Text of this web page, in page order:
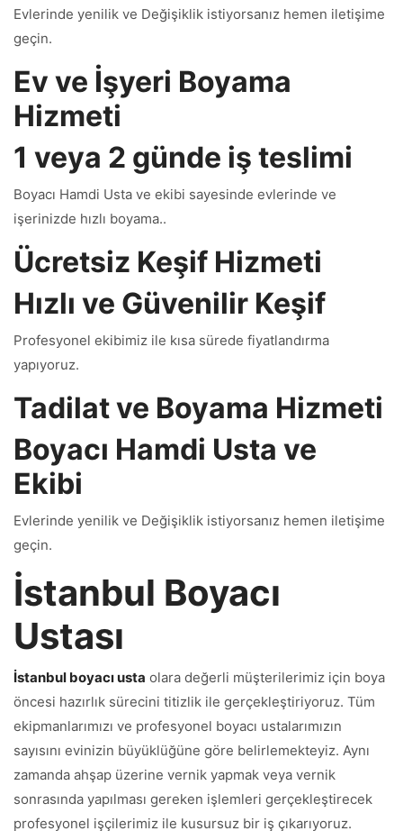
Evlerinde yenilik ve Değişiklik istiyorsanız hemen iletişime
geçin.
Ev ve İşyeri Boyama
Hizmeti
1 veya 2 günde iş teslimi
Boyacı Hamdi Usta ve ekibi sayesinde evlerinde ve
işerinizde hızlı boyama..
Ücretsiz Keşif Hizmeti
Hızlı ve Güvenilir Keşif
Profesyonel ekibimiz ile kısa sürede fiyatlandırma
yapıyoruz.
Tadilat ve Boyama Hizmeti
Boyacı Hamdi Usta ve
Ekibi
Evlerinde yenilik ve Değişiklik istiyorsanız hemen iletişime
geçin.
İstanbul Boyacı
Ustası
İstanbul boyacı usta olara değerli müşterilerimiz için boya
öncesi hazırlık sürecini titizlik ile gerçekleştiriyoruz. Tüm
ekipmanlarımızı ve profesyonel boyacı ustalarımızın
sayısını evinizin büyüklüğüne göre belirlemekteyiz. Aynı
zamanda ahşap üzerine vernik yapmak veya vernik
sonrasında yapılması gereken işlemleri gerçekleştirecek
profesyonel işçilerimiz ile kusursuz bir iş çıkarıyoruz.